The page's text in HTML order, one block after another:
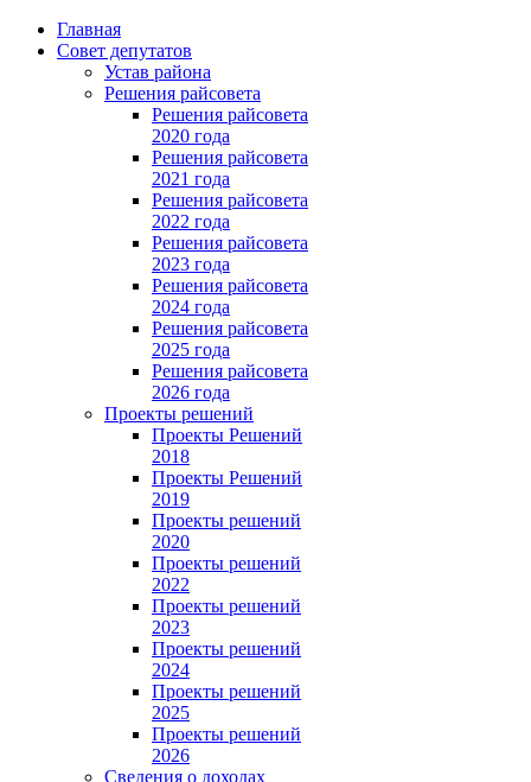
Главная
Совет депутатов
Устав района
Решения райсовета
Решения райсовета
2020 года
Решения райсовета
2021 года
Решения райсовета
2022 года
Решения райсовета
2023 года
Решения райсовета
2024 года
Решения райсовета
2025 года
Решения райсовета
2026 года
Проекты решений
Проекты Решений
2018
Проекты Решений
2019
Проекты решений
2020
Проекты решений
2022
Проекты решений
2023
Проекты решений
2024
Проекты решений
2025
Проекты решений
2026
Сведения о доходах